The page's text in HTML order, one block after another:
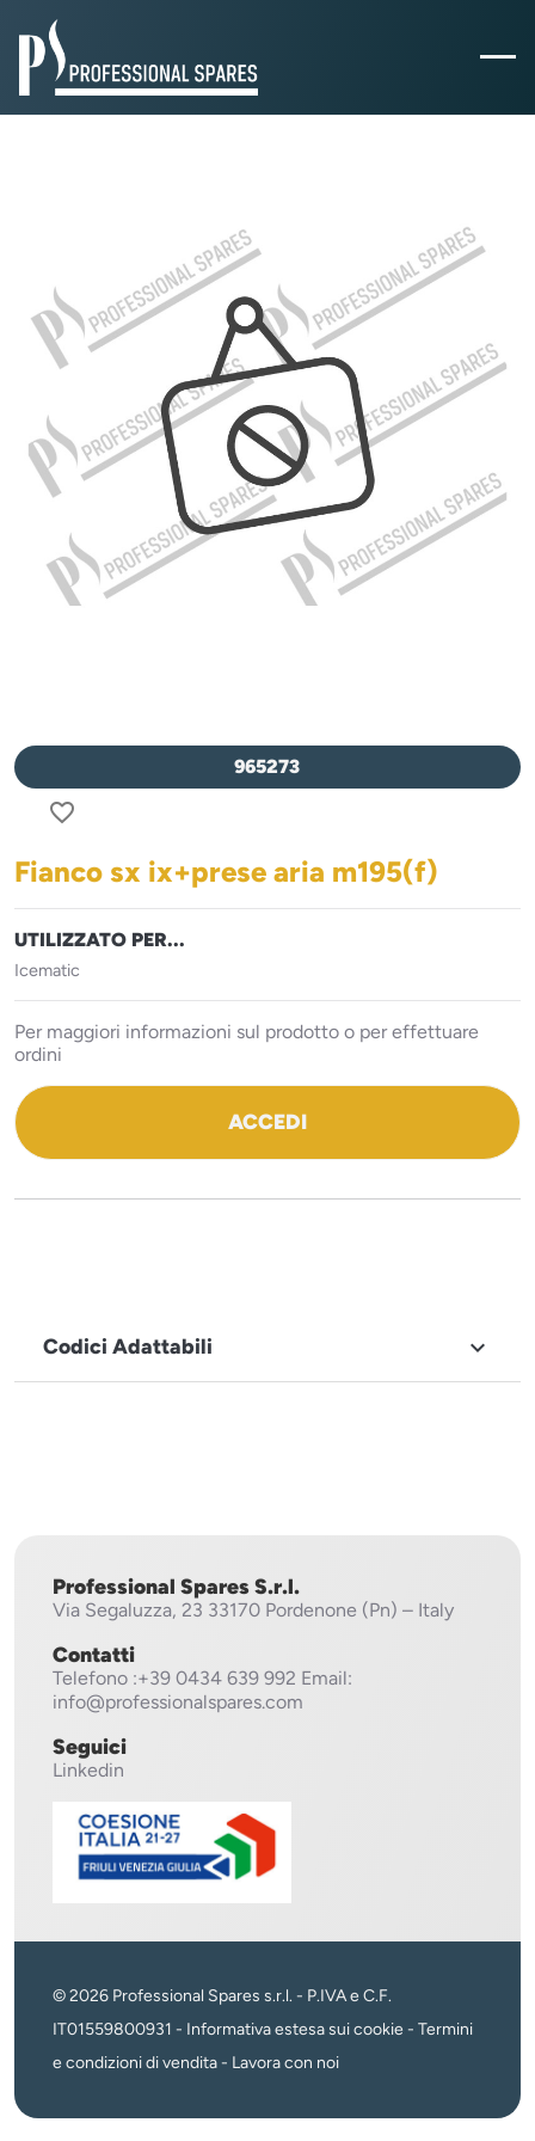
965273
favorite_border
Fianco sx ix+prese aria m195(f)
UTILIZZATO PER...
Icematic
Per maggiori informazioni sul prodotto o per effettuare
ordini
ACCEDI
Codici Adattabili 
Professional Spares S.r.l.
Via Segaluzza, 23 33170 Pordenone (Pn) – Italy
Contatti
Telefono :+39 0434 639 992 Email:
info@professionalspares.com
Seguici
Linkedin
© 2026 Professional Spares s.r.l. - P.IVA e C.F.
IT01559800931 - Informativa estesa sui cookie - Termini
e condizioni di vendita- Lavora con noi